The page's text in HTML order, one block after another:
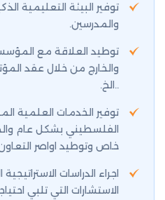
توفير البيئة التعليمية
والمدرسين.
توطيد العلاقة مع
والخارج من خلال عقد
..الخ.
توفير الخدمات العلمية
الفلسطيني بشكل عام
خاص وتوطيد اواصر
اجراء الدراسات
الاستشارات التي تلبي